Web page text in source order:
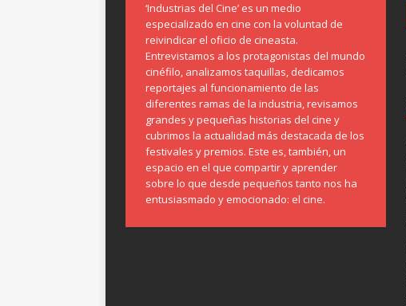
‘Industrias del Cine’ es un medio
especializado en cine con la voluntad de
reivindicar el oficio de cineasta.
Entrevistamos a los protagonistas del mundo
cinéfilo, analizamos taquillas, dedicamos
reportajes al funcionamiento de las
diferentes ramas de la industria, revisamos
grandes y pequeñas historias del cine y
cubrimos la actualidad más destacada de los
festivales y premios. Este es, también, un
espacio en el que compartir y aprender
sobre lo que desde pequeños tanto nos ha
entusiasmado y emocionado: el cine.